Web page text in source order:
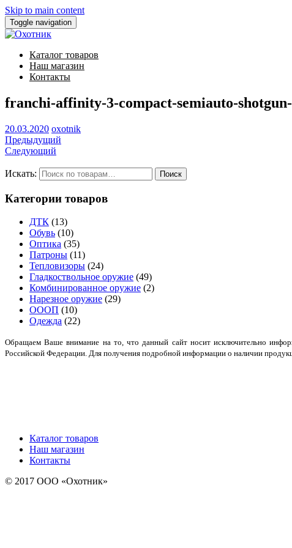
Skip to main content
Toggle navigation
Каталог товаров
Наш магазин
Контакты
franchi-affinity-3-compact-semiauto-
20.03.2020 oxotnik
Предыдущий
Следующий
Искать:
Категории товаров
ДТК (13)
Обувь (10)
Оптика (35)
Патроны (11)
Тепловизоры (24)
Гладкоствольное оружие (49)
Комбинированное оружие (2)
Нарезное оружие (29)
ОООП (10)
Одежда (22)
Обращаем Ваше внимание на то, что данный сайт носит исключительно
Российской Федерации. Для получения подробной информации о наличии
Каталог товаров
Наш магазин
Контакты
© 2017 ООО «Охотник»